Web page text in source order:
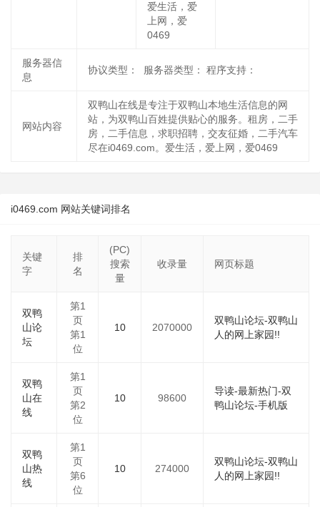
爱生活，爱
上网，爱
0469
服务器信
息
协议类型： 服务器类型： 程序支持：
网站内容
双鸭山在线是专注于双鸭山本地生活信息的网
站，为双鸭山百姓提供贴心的服务。租房，二手
房，二手信息，求职招聘，交友征婚，二手汽车
尽在i0469.com。爱生活，爱上网，爱0469
i0469.com 网站关键词排名
关键
字
排
名
(PC)
搜索
量
收录量 网页标题
双鸭
山论
坛
第1
页
第1
位
10 2070000
双鸭山论坛-双鸭山
人的网上家园!!
双鸭
山在
线
第1
页
第2
位
10 98600
导读-最新热门-双
鸭山论坛-手机版
双鸭
山热
线
第1
页
第6
位
10 274000
双鸭山论坛-双鸭山
人的网上家园!!